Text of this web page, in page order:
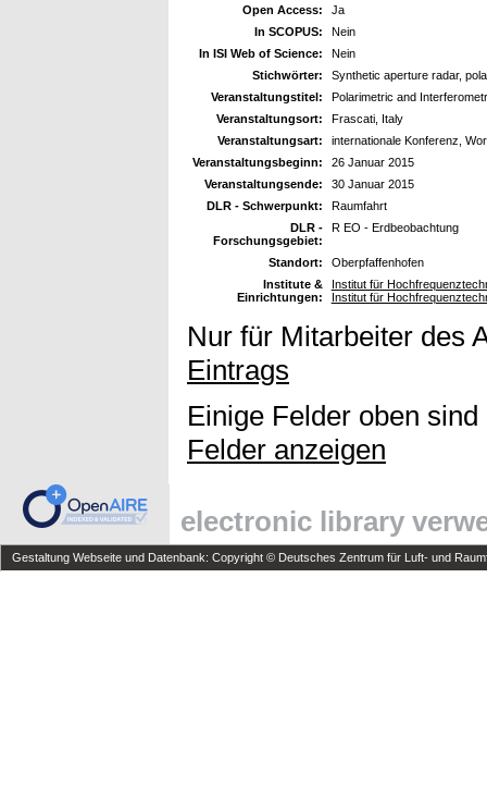
Open Access:
Ja
In SCOPUS:
Nein
In ISI Web of Science:
Nein
Stichwörter:
Synthetic aperture radar,
Veranstaltungstitel:
Polarimetric and
Veranstaltungsort:
Frascati, Italy
Veranstaltungsart:
internationale Konferenz,
Veranstaltungsbeginn:
26 Januar 2015
Veranstaltungsende:
30 Januar 2015
DLR - Schwerpunkt:
Raumfahrt
DLR -
Forschungsgebiet:
R EO - Erdbeobachtung
Standort:
Oberpfaffenhofen
Institute &
Einrichtungen:
Institut für
Institut für
Nur für Mitarbeiter des
Eintrags
Einige Felder oben
Felder anzeigen
electronic library
Gestaltung Webseite und Datenbank: Copyright © Deutsches Zentrum für Luft- und